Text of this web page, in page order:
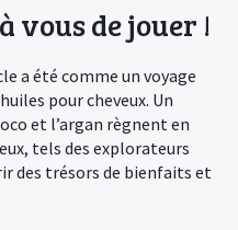
vous de jouer !
a été comme un voyage
pour cheveux. Un
et l’argan règnent en
tels des explorateurs
des trésors de bienfaits et